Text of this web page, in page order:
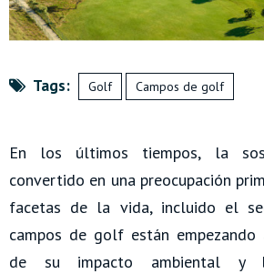
Tags: Golf Campos de golf
En los últimos tiempos, la
convertido en una preocupación
facetas de la vida, incluido el
campos de golf están empezando
de su impacto ambiental y